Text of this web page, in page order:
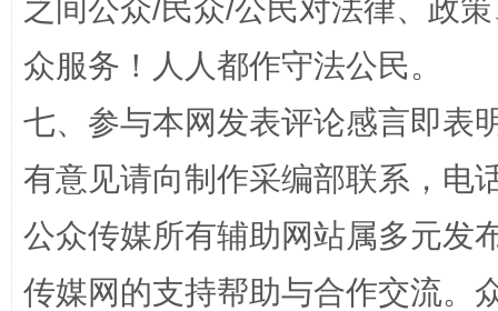
解纷+调解+退费，一次搞定
之间公众/民众/公民对法律、政
众服务！人人都作守法公民。
七、参与本网发表评论感言即表
有意见请向制作采编部联系，电
公众传媒所有辅助网站属多元发
传媒网的支持帮助与合作交流。